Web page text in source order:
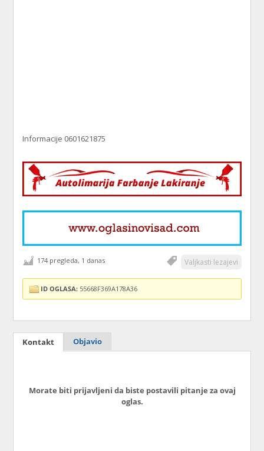
Informacije 0601621875
Valjkasti lezajevi
174 pregleda, 1 danas
ID OGLASA: 55668F369A178A36
Kontakt Objavio
Morate biti prijavljeni da biste postavili pitanje za ovaj
oglas.